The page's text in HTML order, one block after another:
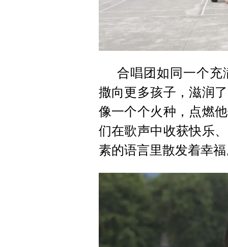
合唱团如同一个充
撒向更多孩子，滋润
像一个个火种，点燃
们在歌声中收获快乐
素的语言里散发着幸